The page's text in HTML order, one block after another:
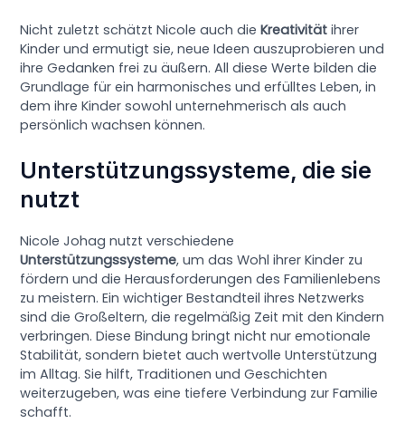
Nicht zuletzt schätzt Nicole auch dieKreativität ihrer
Kinder und ermutigt sie, neue Ideen auszuprobieren und
ihre Gedanken frei zu äußern. All diese Werte bilden die
Grundlage für ein harmonisches und erfülltes Leben, in
dem ihre Kinder sowohl unternehmerisch als auch
persönlich wachsen können.
Unterstützungssysteme, die sie
nutzt
Nicole Johag nutzt verschiedene
Unterstützungssysteme, um das Wohl ihrer Kinder zu
fördern und die Herausforderungen des Familienlebens
zu meistern. Ein wichtiger Bestandteil ihres Netzwerks
sind die Großeltern, die regelmäßig Zeit mit den Kindern
verbringen. Diese Bindung bringt nicht nur emotionale
Stabilität, sondern bietet auch wertvolle Unterstützung
im Alltag. Sie hilft, Traditionen und Geschichten
weiterzugeben, was eine tiefere Verbindung zur Familie
schafft.